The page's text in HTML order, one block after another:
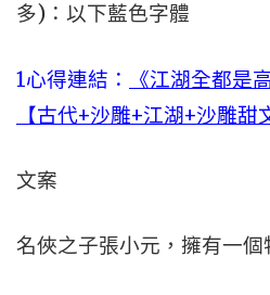
多)：以下藍色字體
1心得連結：
《江湖全都是
【古代+沙雕+江湖+沙雕甜
文案
名俠之子張小元，擁有一個